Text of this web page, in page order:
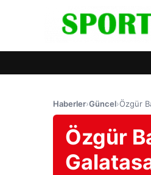
Haberler›Güncel›Özgür
Özgür